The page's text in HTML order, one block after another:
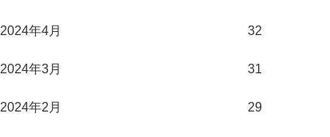
2024年4月 32
2024年3月 31
2024年2月 29